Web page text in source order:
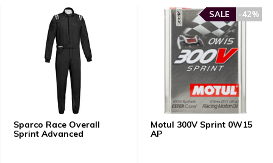
Sparco Race Overall
Sprint Advanced
Motul 300V Sprint 0W15
AP
-42%
SALE